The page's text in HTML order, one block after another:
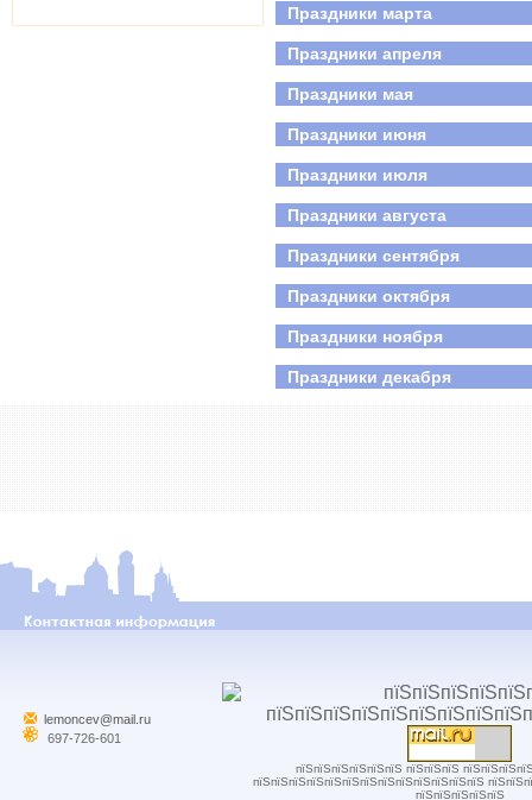
Праздники марта
Праздники апреля
Праздники мая
Праздники июня
Праздники июля
Праздники августа
Праздники сентября
Праздники октября
Праздники ноября
Праздники декабря
lemoncev@mail.ru
697-726-601
пїЅпїЅпїЅпїЅпїЅпїЅ пїЅпїЅпїЅ
пїЅпїЅпїЅпїЅпїЅпїЅпїЅпїЅпїЅпїЅпїЅпїЅпїЅ
пїЅпїЅпїЅпїЅпїЅ